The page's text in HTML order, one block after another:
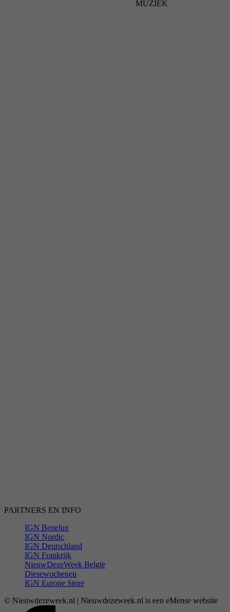
MUZIEK
PARTNERS EN INFO
IGN Benelux
IGN Nordic
IGN Deutschland
IGN Frankrijk
NieuwDezeWeek België
Diesewocheneu
IGN Europe Store
© Nieuwdezeweek.nl | Nieuwdezeweek.nl is een eMense website